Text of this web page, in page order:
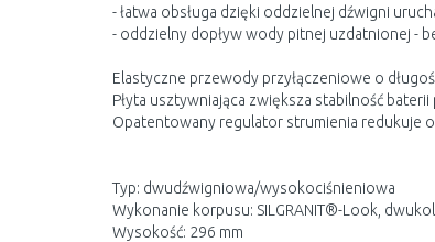
- łatwa obsługa dzięki oddzielnej dźwigni
- oddzielny dopływ wody pitnej uzdatnionej -
Elastyczne przewody przyłączeniowe o
Płyta usztywniająca zwiększa stabilność
Opatentowany regulator strumienia redukuje
Typ: dwudźwigniowa/wysokociśnieniowa
Wykonanie korpusu: SILGRANIT®-Look,
Wysokość: 296 mm